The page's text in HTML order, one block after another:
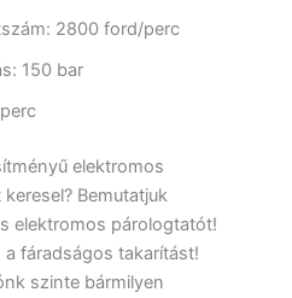
2800 ford/perc
150 bar
elektromos
Bemutatjuk
elektromos párologtatót!
a fáradságos takarítást!
szinte bármilyen